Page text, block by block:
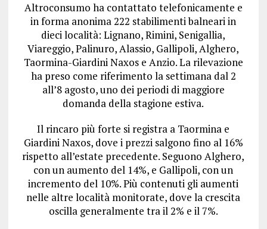
Altroconsumo ha contattato telefonicamente e
in forma anonima 222 stabilimenti balneari in
dieci località: Lignano, Rimini, Senigallia,
Viareggio, Palinuro, Alassio, Gallipoli, Alghero,
Taormina-Giardini Naxos e Anzio. La rilevazione
ha preso come riferimento la settimana dal 2
all’8 agosto, uno dei periodi di maggiore
domanda della stagione estiva.
Il rincaro più forte si registra a Taormina e
Giardini Naxos, dove i prezzi salgono fino al 16%
rispetto all’estate precedente. Seguono Alghero,
con un aumento del 14%, e Gallipoli, con un
incremento del 10%. Più contenuti gli aumenti
nelle altre località monitorate, dove la crescita
oscilla generalmente tra il 2% e il 7%.